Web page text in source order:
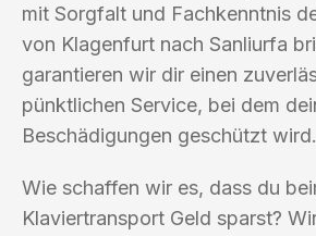
mit Sorgfalt und Fachkenntnis
von Klagenfurt nach Sanliurfa
garantieren wir dir einen
pünktlichen Service, bei dem
Beschädigungen geschützt wird.
Wie schaffen wir es, dass du
Klaviertransport Geld sparst?